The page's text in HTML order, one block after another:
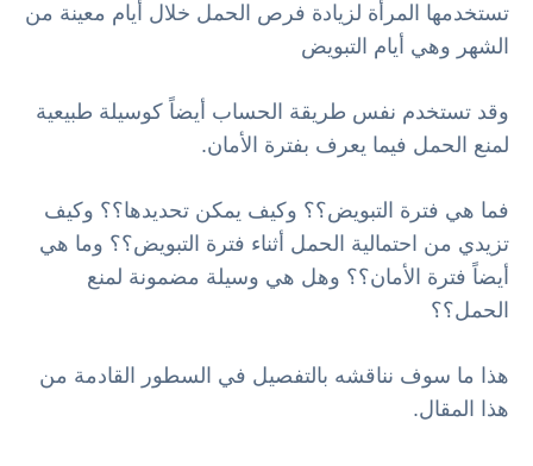
تستخدمها المرأة لزيادة فرص الحمل خلال أيام معينة من
الشهر وهي أيام التبويض
وقد تستخدم نفس طريقة الحساب أيضاً كوسيلة طبيعية
لمنع الحمل فيما يعرف بفترة الأمان.
فما هي فترة التبويض؟؟ وكيف يمكن تحديدها؟؟ وكيف
تزيدي من احتمالية الحمل أثناء فترة التبويض؟؟ وما هي
أيضاً فترة الأمان؟؟ وهل هي وسيلة مضمونة لمنع
الحمل؟؟
هذا ما سوف نناقشه بالتفصيل في السطور القادمة من
هذا المقال.